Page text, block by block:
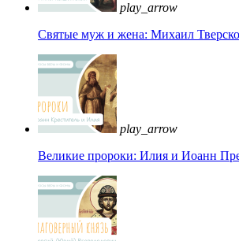
play_arrow
Святые муж и жена: Михаил
play_arrow
Великие пророки: Илия и Иоанн